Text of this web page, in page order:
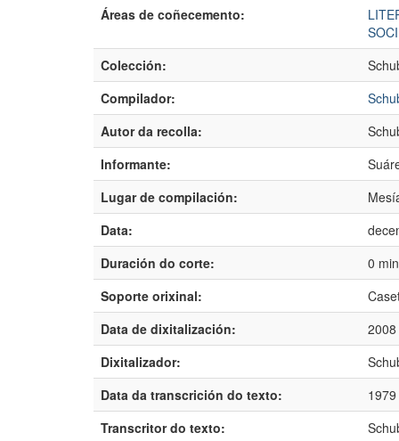
Áreas de coñecemento:
Colección:
Compilador:
Autor da recolla:
Informante:
Lugar de compilación:
Data:
Duración do corte:
0
Soporte orixinal:
Data de dixitalización:
2008
Dixitalizador:
Data da transcrición do texto:
1979
Transcritor do texto: